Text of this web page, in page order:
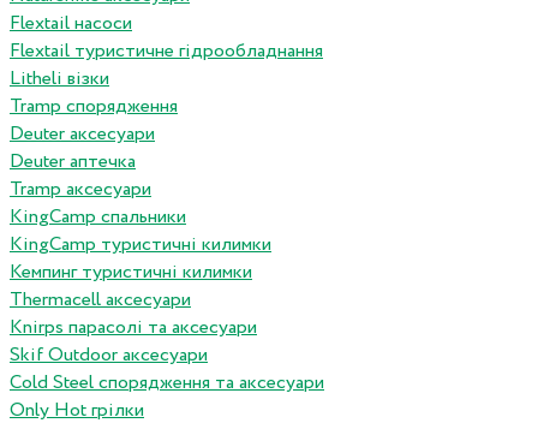
Flextail насоси
Flextail туристичне гідрообладнання
Litheli візки
Tramp спорядження
Deuter аксесуари
Deuter аптечка
Tramp аксесуари
KingCamp спальники
KingCamp туристичні килимки
Кемпинг туристичні килимки
Thermacell аксесуари
Knirps парасолі та аксесуари
Skif Outdoor аксесуари
Cold Steel спорядження та аксесуари
Only Hot грілки